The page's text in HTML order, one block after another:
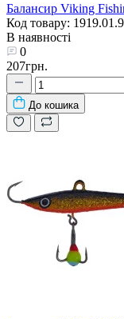
Балансир Viking
Код товару:
В наявності
0
207грн.
До кошика